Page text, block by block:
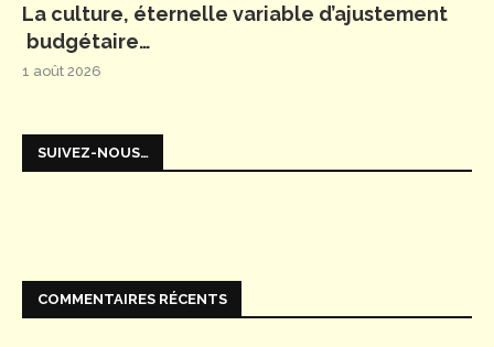
La culture, éternelle variable d’ajustement
budgétaire…
1 août 2026
SUIVEZ-NOUS…
COMMENTAIRES RÉCENTS